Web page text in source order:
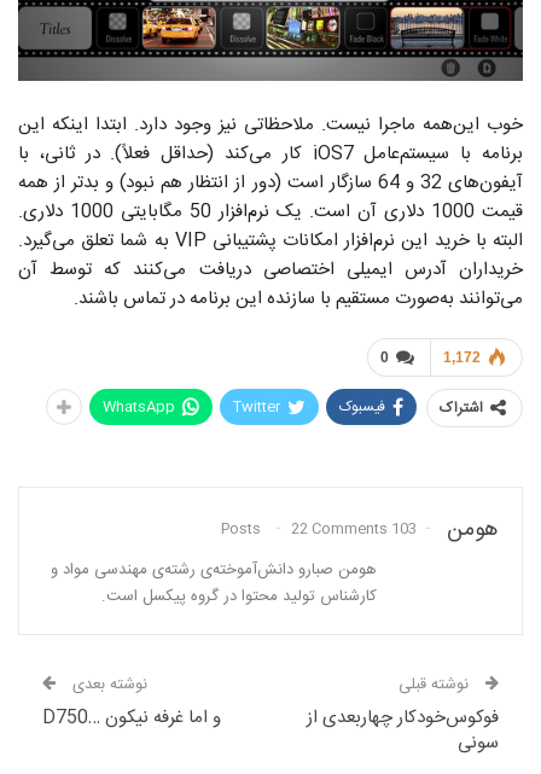
خوب این‌همه ماجرا نیست. ملاحظاتی نیز وجود دارد. ابتدا اینکه این
برنامه با سیستم‌عامل iOS7 کار می‌کند (حداقل فعلاً). در ثانی، با
آیفون‌های 32 و 64 سازگار است (دور از انتظار هم نبود) و بدتر از همه
قیمت 1000 دلاری آن است. یک نرم‌افزار 50 مگابایتی 1000 دلاری.
البته با خرید این نرم‌افزار امکانات پشتیبانی VIP به شما تعلق می‌گیرد.
خریداران آدرس ایمیلی اختصاصی دریافت می‌کنند که توسط آن
می‌توانند به‌صورت مستقیم با سازنده این برنامه در تماس باشند.
0 1,172
اشتراک فیسبوک Twitter
WhatsApp
هومن 103 Posts
22 Comments
هومن صبارو دانش‌آموخته‌ی رشته‌ی مهندسی مواد و
کارشناس تولید محتوا در گروه پیکسل است.
نوشته قبلی
فوکوس‌خودکار چهار‌بعدی از
سونی
نوشته بعدی
و اما غرفه نیکون …D750